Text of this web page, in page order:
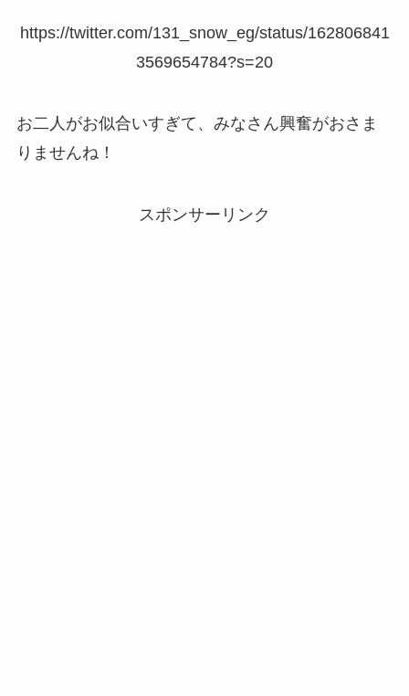
https://twitter.com/131_snow_eg/status/162806841
3569654784?s=20
お二人がお似合いすぎて、みなさん興奮がおさま
りませんね！
スポンサーリンク